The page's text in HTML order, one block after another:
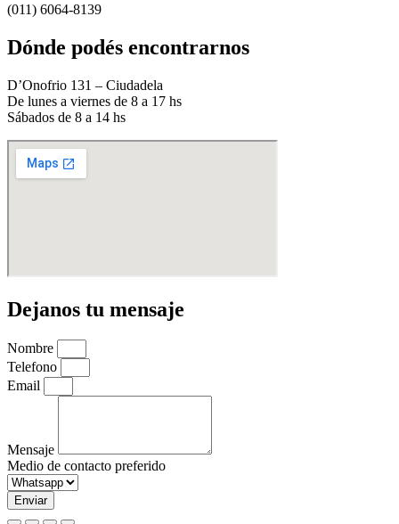
(011) 6064-8139
Dónde podés encontrarnos
D’Onofrio 131 – Ciudadela
De lunes a viernes de 8 a 17 hs
Sábados de 8 a 14 hs
Dejanos tu mensaje
Nombre
Telefono
Email
Mensaje
Medio de contacto preferido
Enviar